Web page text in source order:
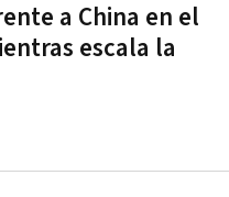
a China en el
escala la